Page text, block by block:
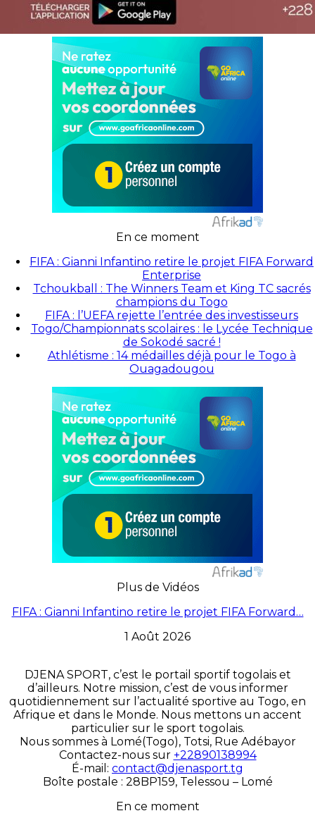
En ce moment
FIFA : Gianni Infantino retire le projet FIFA Forward
Enterprise
Tchoukball : The Winners Team et King TC sacrés
champions du Togo
FIFA : l’UEFA rejette l’entrée des investisseurs
Togo/Championnats scolaires : le Lycée Technique
de Sokodé sacré !
Athlétisme : 14 médailles déjà pour le Togo à
Ouagadougou
Plus de Vidéos
FIFA : Gianni Infantino retire le projet FIFA Forward…
1 Août 2026
DJENA SPORT, c’est le portail sportif togolais et
d’ailleurs. Notre mission, c’est de vous informer
quotidiennement sur l’actualité sportive au Togo, en
Afrique et dans le Monde. Nous mettons un accent
particulier sur le sport togolais.
Nous sommes à Lomé(Togo), Totsi, Rue Adébayor
Contactez-nous sur +22890138994
É-mail: contact@djenasport.tg
Boîte postale : 28BP159, Telessou – Lomé
En ce moment